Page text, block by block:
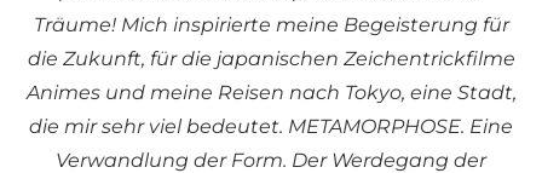
Träume! Mich inspirierte meine Begeisterung für
die Zukunft, für die japanischen Zeichentrickfilme
Animes und meine Reisen nach Tokyo, eine Stadt,
die mir sehr viel bedeutet. METAMORPHOSE. Eine
Verwandlung der Form. Der Werdegang der